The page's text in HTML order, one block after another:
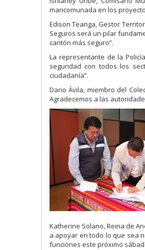
mancomunada en los
Edison Teanga, Gestor
Seguros será un pilar
cantón más seguro”.
La representante de la
seguridad con todos los
ciudadanía”.
Dario Ávila, miembro del
Agradecemos a las
Katherine Solano, Reina de
a apoyar en todo lo que sea
funciones este próximo